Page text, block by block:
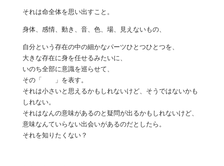
それは命全体を思い出すこと。
身体、感情、動き、音、色、場、見えないもの、
自分という存在の中の細かなパーツひとつひとつを、
大きな存在に身を任せるみたいに、
いのち全部に意識を巡らせて、
その「 」を表す。
それは小さいと思えるかもしれないけど、そうではないかも
しれない。
それはなんの意味があるのと疑問が出るかもしれないけど、
意味なんていらない出会いがあるのだとしたら。
それを知りたくない？